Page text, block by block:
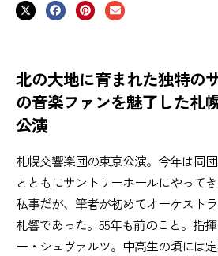
北の大地に育まれた独特の
の音楽ファンを魅了した札
公演
札幌交響楽団の東京公演。今年は同
とともにサントリーホールにやってき
私事だが、筆者が初めてオーケスト
札響であった。55年も前のこと。指
ー・シュヴァルツ。中高生の頃には